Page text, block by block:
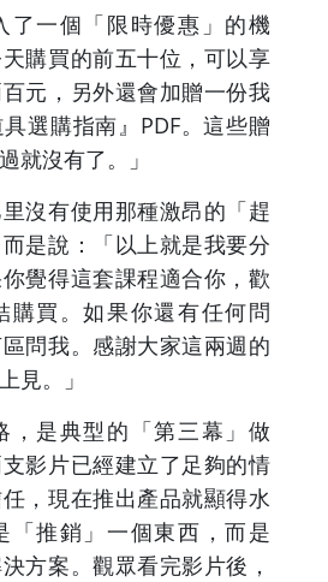
了一個「限時優惠」的機
購買的前五十位，可以享
元，另外還會加贈一份我
選購指南』PDF。這些贈
就沒有了。」
沒有使用那種激昂的「趕
是說：「以上就是我要分
覺得這套課程適合你，歡
購買。如果你還有任何問
問我。感謝大家這兩週的
見。」
，是典型的「第三幕」做
影片已經建立了足夠的情
，現在推出產品就顯得水
「推銷」一個東西，而是
方案。觀眾看完影片後，